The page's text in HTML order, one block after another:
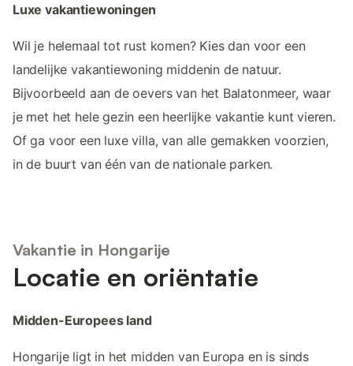
Luxe vakantiewoningen
Wil je helemaal tot rust komen? Kies dan voor een
landelijke vakantiewoning middenin de natuur.
Bijvoorbeeld aan de oevers van het Balatonmeer, waar
je met het hele gezin een heerlijke vakantie kunt vieren.
Of ga voor een luxe villa, van alle gemakken voorzien,
in de buurt van één van de nationale parken.
Vakantie in Hongarije
Locatie en oriëntatie
Midden-Europees land
Hongarije ligt in het midden van Europa en is sinds